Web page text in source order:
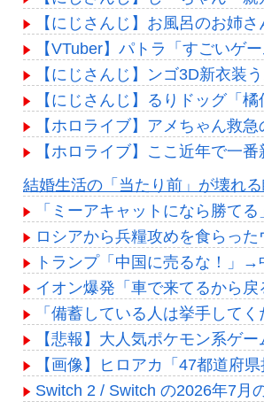
【にじさんじ】お風呂のお姉
【VTuber】パトラ「すごい
【にじさんじ】ンゴ3D新衣装
【にじさんじ】るりドッグ「
【ホロライブ】アメちゃん救
【ホロライブ】ここ近年で一
Powered by livedoor 相互RSS
結婚生活の「当たり前」が壊れ
「ミーアキャットになら勝て
ロシアから兵糧攻めを食らっ
トランプ「中国に売るな！」
イオン爆発「車で来てるから
「備蓄している人は挙手して
【悲報】大人気ポケモン系ゲ
【画像】ヒロアカ「47都道府
Switch 2 / Switch の2026年7月